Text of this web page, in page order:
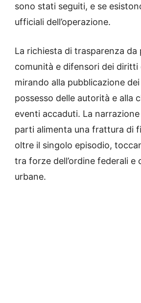
sono stati seguiti, e se
ufficiali dell’operazione.
La richiesta di trasparenza da
comunità e difensori dei diritti
mirando alla pubblicazione
possesso delle autorità e alla
eventi accaduti. La
parti alimenta una frattura di
oltre il singolo episodio,
tra forze dell’ordine federali e
urbane.